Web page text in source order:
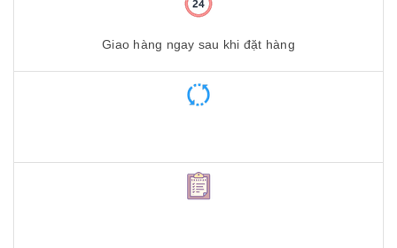
Giao hàng ngay sau khi đặt hàng